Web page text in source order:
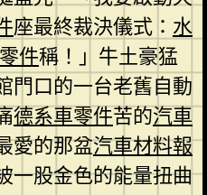
座最終裁決儀式： 水
件稱！」牛土豪猛
門口的一台老舊自動
德系車零件苦的汽車
愛的那盆汽車材料報
一股金色的能量扭曲